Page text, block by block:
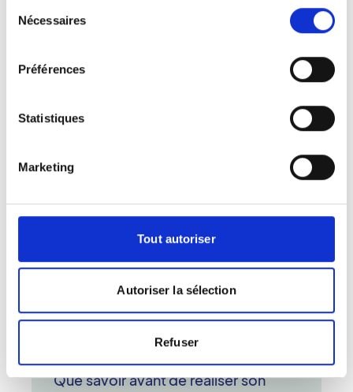
Nécessaires
Préférences
Statistiques
Marketing
Tout autoriser
Autoriser la sélection
Refuser
le cadre de leur regroupement au sein
notamment de garantir l'accessibilité
aussi de leur apporter des soins
radiologues sont associés au sein du
réseau. Ils font état de nombreuses
médicaux extrêmement variés. L'une de
leurs forces est d'instaurer un mode de
santé et le bien-être des patients.
Que savoir avant de réaliser son